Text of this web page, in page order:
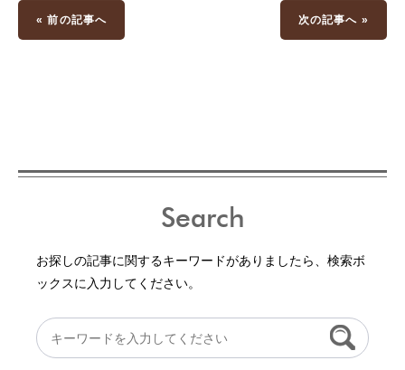
« 前の記事へ 次の記事へ »
Search
お探しの記事に関するキーワードがありましたら、検索ボ
ックスに入力してください。